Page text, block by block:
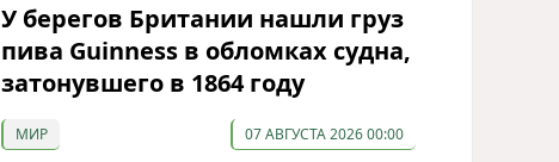
У берегов Британии нашли груз
пива Guinness в обломках судна,
затонувшего в 1864 году
МИР 07 АВГУСТА 2026 00:00